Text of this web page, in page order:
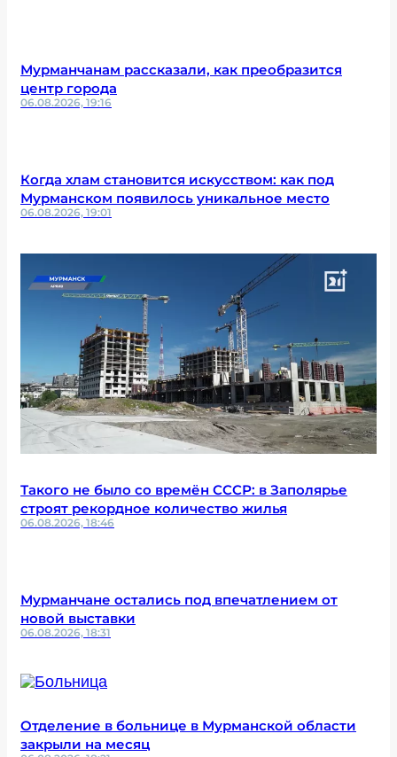
Мурманчанам рассказали, как преобразится
центр города
06.08.2026, 19:16
Когда хлам становится искусством: как под
Мурманском появилось уникальное место
06.08.2026, 19:01
Такого не было со времён СССР: в Заполярье
строят рекордное количество жилья
06.08.2026, 18:46
Мурманчане остались под впечатлением от
новой выставки
06.08.2026, 18:31
Отделение в больнице в Мурманской области
закрыли на месяц